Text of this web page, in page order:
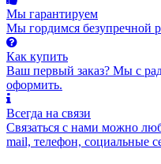
Мы гарантируем
Мы гордимся безупречной
Как купить
Ваш первый заказ? Мы с
оформить.
Всегда на связи
Связаться с нами можно
mail, телефон, социальные